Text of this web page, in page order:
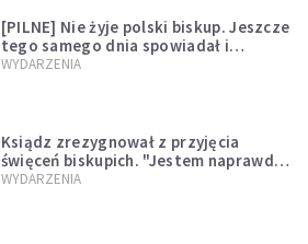
[PILNE] Nie żyje polski biskup. Jeszcze
tego samego dnia spowiadał i
sprawował Mszę świętą
WYDARZENIA
Ksiądz zrezygnował z przyjęcia
święceń biskupich. "Jestem naprawdę
niegodny"
WYDARZENIA